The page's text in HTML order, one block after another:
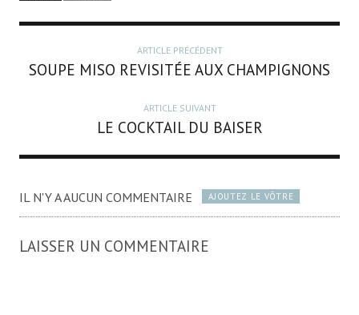
ARTICLE PRÉCÉDENT
SOUPE MISO REVISITÉE AUX CHAMPIGNONS
ARTICLE SUIVANT
LE COCKTAIL DU BAISER
IL N'Y A AUCUN COMMENTAIRE AJOUTEZ LE VÔTRE
LAISSER UN COMMENTAIRE